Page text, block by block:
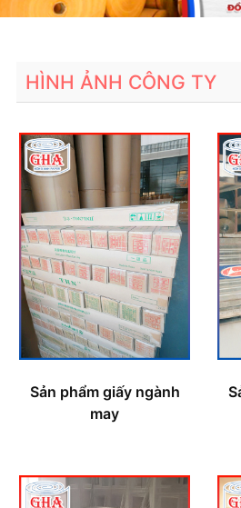
HÌNH ẢNH CÔNG TY
Sản phẩm giấy ngành
may